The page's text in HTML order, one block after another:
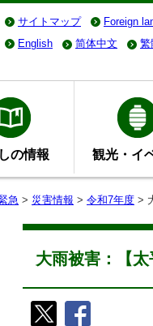
サイトマップ Foreign
English
简体中文 繁
の情報 観光・イ
急 > 災害情報 > 令和7年度 >
大雨被害：【